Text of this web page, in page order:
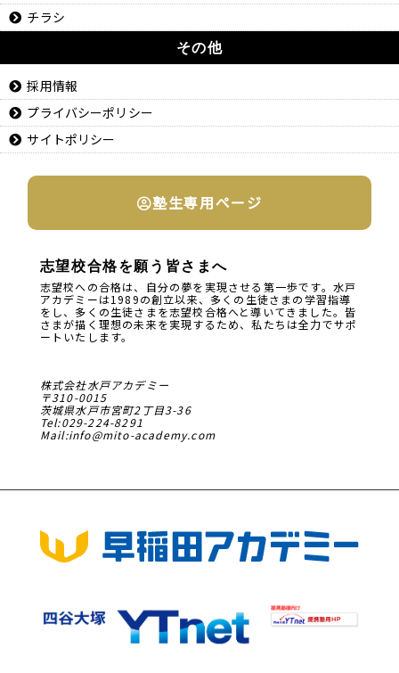
チラシ
その他
採用情報
プライバシーポリシー
サイトポリシー
塾生専用ページ
志望校合格を願う皆さまへ
志望校への合格は、自分の夢を実現させる第一歩です。水戸
アカデミーは1989の創立以来、多くの生徒さまの学習指導
をし、多くの生徒さまを志望校合格へと導いてきました。皆
さまが描く理想の未来を実現するため、私たちは全力でサポ
ートいたします。
株式会社水戸アカデミー
〒310-0015
茨城県水戸市宮町2丁目3-36
Tel:029-224-8291
Mail:info@mito-academy.com